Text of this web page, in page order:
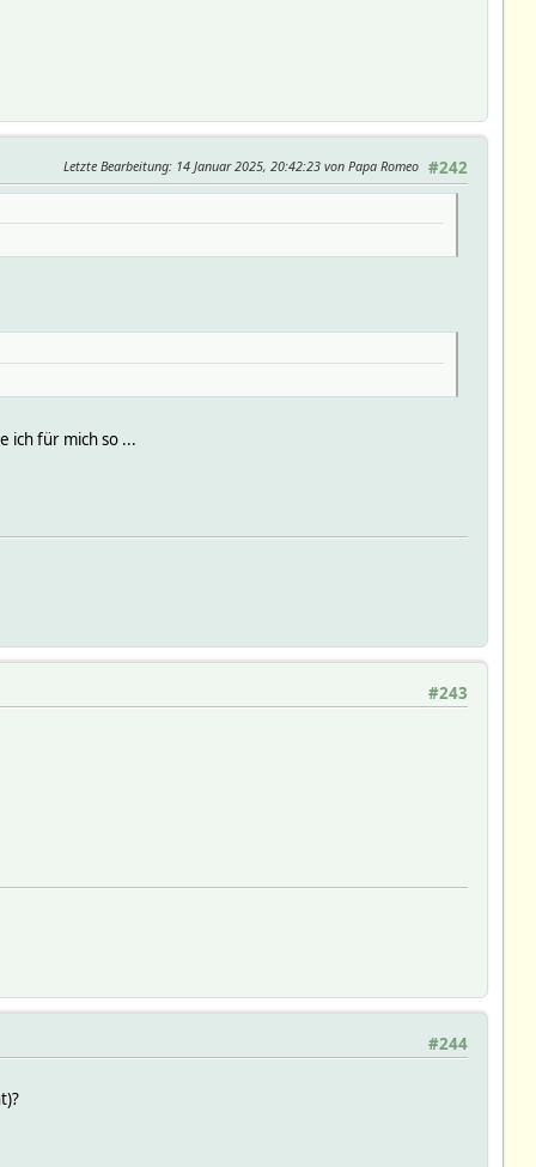
#242
Letzte Bearbeitung: 14 Januar 2025, 20:42:23 von Papa Romeo
ich für mich so ...
#243
#244